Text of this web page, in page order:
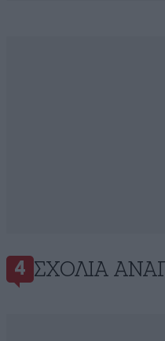
4 ΣΧΌΛΙΑ